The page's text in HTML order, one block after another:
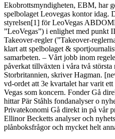
Ekobrottsmyndigheten, EBM, har
spelbolaget Leovegas kontor idag.
styrelsen[1] för LeoVegas
”LeoVegas”) i enlighet med punkt
Takeover-regler (”Takeover-
klart att spelbolaget &
samarbeten. – Vårt jobb inom
påverkat tillväxten i våra två största
Storbritannien, skriver Hagman.
vd-ordet att 3e kvartalet har varit
Vegas som koncern. Fonder Gå
hittar Pär Ståhls fondanalyser o
Privatekonomi Gå direkt in på vår
Ellinor Becketts analyser och
plånboksfrågor och mycket helt